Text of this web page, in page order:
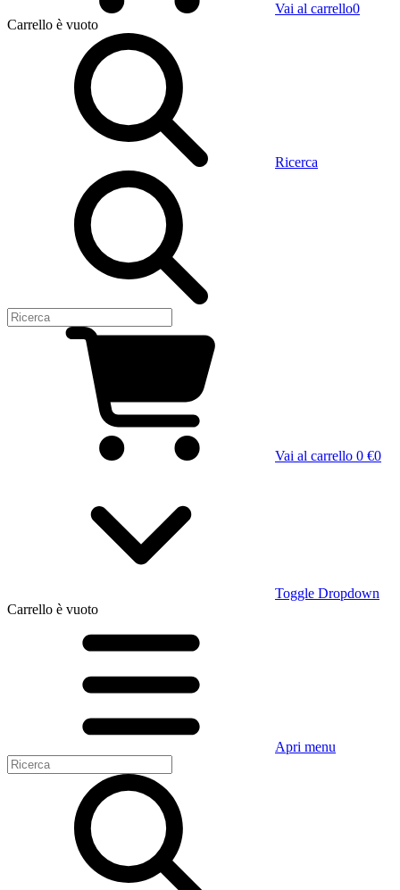
Vai al carrello0
Carrello è vuoto
Ricerca
Vai al carrello 0 €0
Toggle Dropdown
Carrello è vuoto
Apri menu